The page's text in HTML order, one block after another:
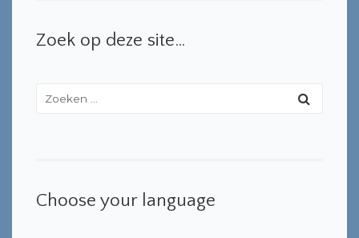
Zoek op deze site…
Choose your language